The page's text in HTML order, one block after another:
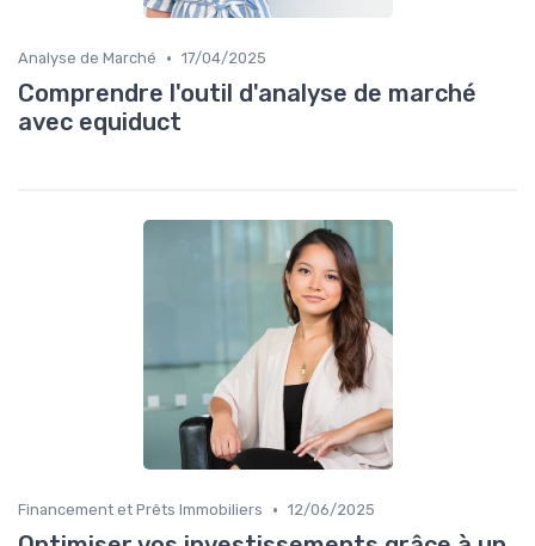
Analyse de Marché • 17/04/2025
Comprendre l'outil d'analyse de marché
avec equiduct
Financement et Prêts Immobiliers • 12/06/2025